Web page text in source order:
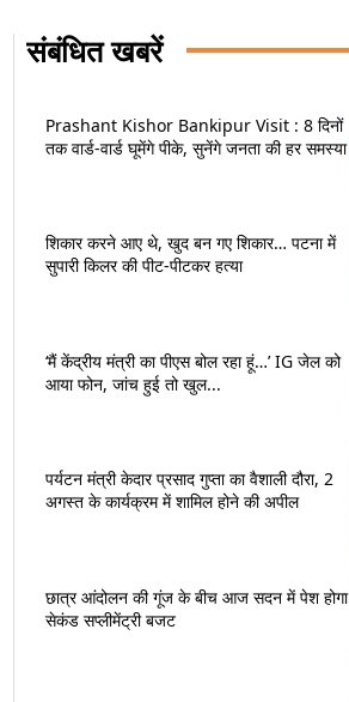
संबंधित खबरें
Prashant Kishor Bankipur Visit : 8 दिनों
तक वार्ड-वार्ड घूमेंगे पीके, सुनेंगे जनता की हर समस्या
शिकार करने आए थे, खुद बन गए शिकार… पटना में
सुपारी किलर की पीट-पीटकर हत्या
‘मैं केंद्रीय मंत्री का पीएस बोल रहा हूं…’ IG जेल को
आया फोन, जांच हुई तो खुल...
पर्यटन मंत्री केदार प्रसाद गुप्ता का वैशाली दौरा, 2
अगस्त के कार्यक्रम में शामिल होने की अपील
छात्र आंदोलन की गूंज के बीच आज सदन में पेश होगा
सेकंड सप्लीमेंट्री बजट